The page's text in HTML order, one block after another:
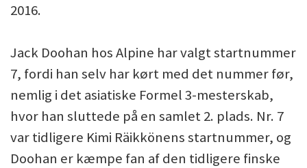
2016.
Jack Doohan hos Alpine har valgt startnummer
7, fordi han selv har kørt med det nummer før,
nemlig i det asiatiske Formel 3-mesterskab,
hvor han sluttede på en samlet 2. plads. Nr. 7
var tidligere Kimi Räikkönens startnummer, og
Doohan er kæmpe fan af den tidligere finske